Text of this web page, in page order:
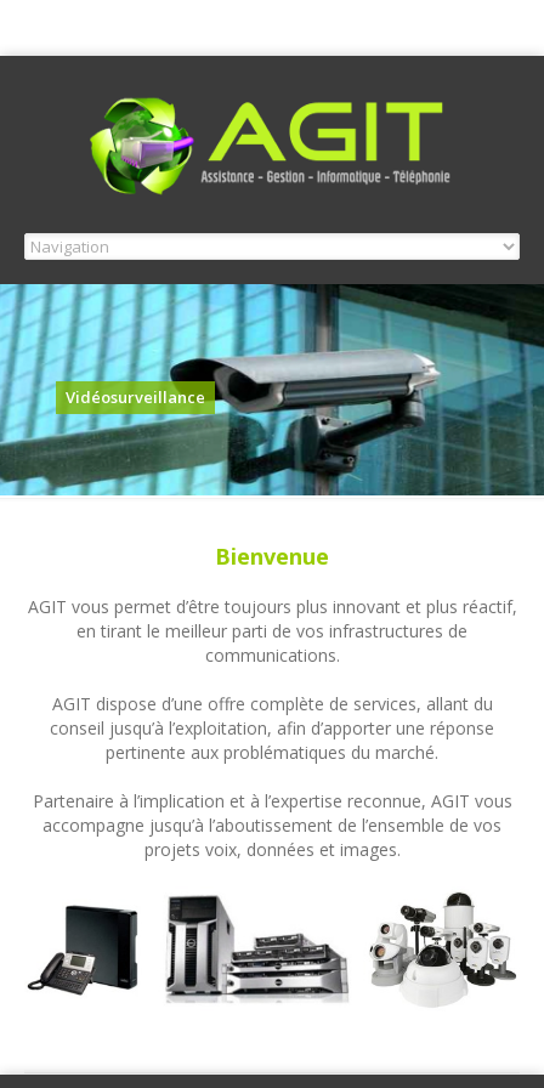
Vidéosurveillance
Bienvenue
AGIT vous permet d’être toujours plus innovant et plus réactif,
en tirant le meilleur parti de vos infrastructures de
communications.
AGIT dispose d’une offre complète de services, allant du
conseil jusqu’à l’exploitation, afin d’apporter une réponse
pertinente aux problématiques du marché.
Partenaire à l’implication et à l’expertise reconnue, AGIT vous
accompagne jusqu’à l’aboutissement de l’ensemble de vos
projets voix, données et images.